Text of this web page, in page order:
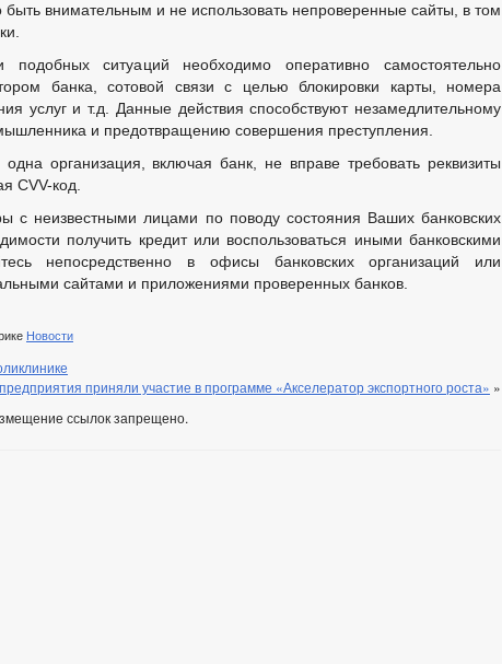
быть внимательным и не использовать непроверенные сайты, в том
подобных ситуаций необходимо оперативно самостоятельно
банка, сотовой связи с целью блокировки карты, номера
услуг и т.д. Данные действия способствуют незамедлительному
и предотвращению совершения преступления.
организация, включая банк, не вправе требовать реквизиты
CVV-код.
с неизвестными лицами по поводу состояния Ваших банковских
получить кредит или воспользоваться иными банковскими
непосредственно в офисы банковских организаций или
сайтами и приложениями проверенных банков.
Новости
приняли участие в программе «Акселератор экспортного роста» »
ссылок запрещено.